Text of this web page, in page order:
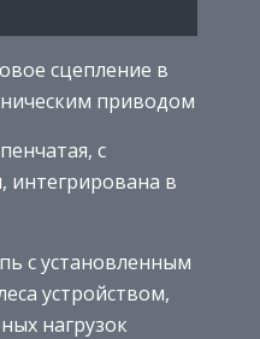
сцепление в
приводом
с
интегрирована в
с установленным
устройством,
нагрузок